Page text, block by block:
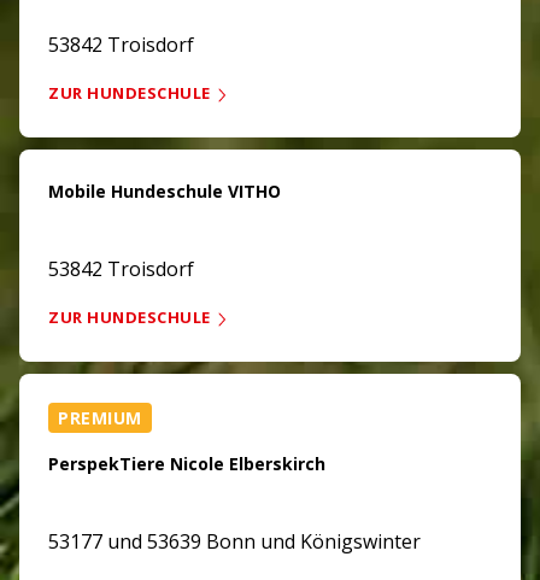
53842 Troisdorf
ZUR HUNDESCHULE
Mobile Hundeschule VITHO
53842 Troisdorf
ZUR HUNDESCHULE
PREMIUM
PerspekTiere Nicole Elberskirch
53177 und 53639 Bonn und Königswinter